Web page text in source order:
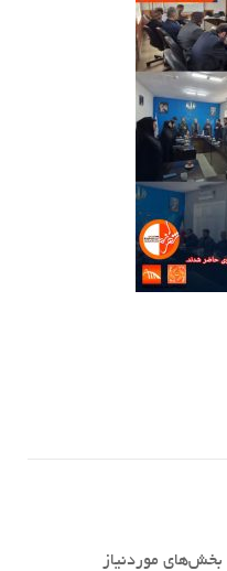
بخش‌های موردنیاز